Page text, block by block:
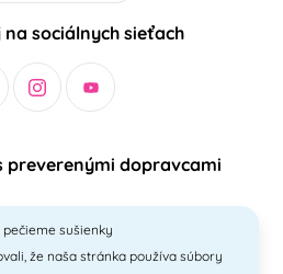
sociálnych sieťach
preverenými dopravcami
pečieme sušienky
že naša stránka používa súbory